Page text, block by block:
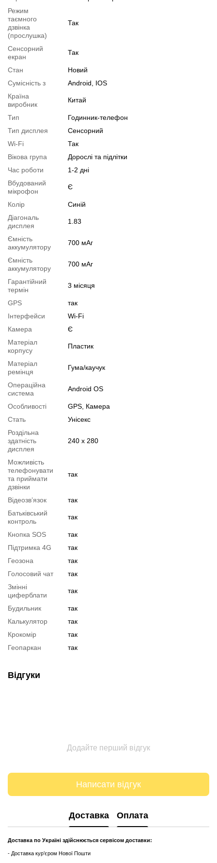
Режим
таємного
дзвінка
(прослушка)
Так
Сенсорний
екран
Так
Стан
Новий
Сумісність з
Android, IOS
Країна
виробник
Китай
Тип
Годинник-телефон
Тип дисплея
Сенсорний
Wi-Fi
Так
Вікова група
Дорослі та підлітки
Час роботи
1-2 дні
Вбудований
мікрофон
Є
Колір
Синій
Діагональ
дисплея
1.83
Ємність
аккумулятору
700 мАг
Ємність
аккумулятору
700 мАг
Гарантійний
термін
3 місяця
GPS
так
Інтерфейси
Wi-Fi
Камера
Є
Матеріал
корпусу
Пластик
Матеріал
ремінця
Гума/каучук
Операційна
система
Android OS
Особливості
GPS, Камера
Стать
Унісекс
Роздільна
здатність
дисплея
240 x 280
Можливість
телефонувати
та приймати
дзвінки
так
Відеозв’язок
так
Батьківський
контроль
так
Кнопка SOS
так
Підтримка 4G
так
Геозона
так
Голосовий чат
так
Змінні
циферблати
так
Будильник
так
Калькулятор
так
Крокомір
так
Геопаркан
так
Відгуки
Додайте перший відгук
Написати відгук
Доставка Оплата
Доставка по Україні здійснюється сервісом доставки:
- Доставка кур’єром Нової Пошти